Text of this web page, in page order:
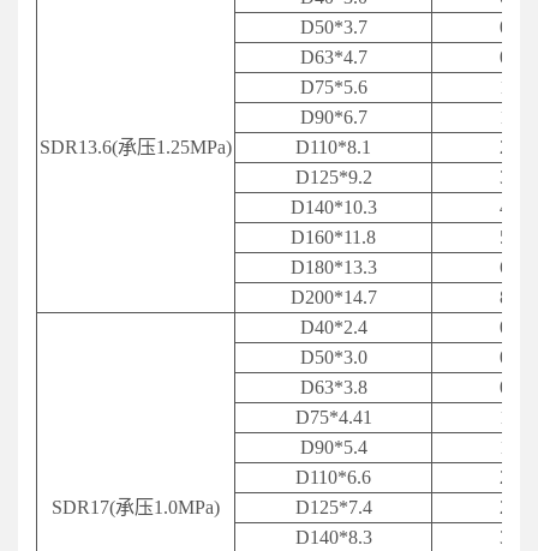
SDR13.6(承压1.25MPa)
D50*3.7
D63*4.7
D75*5.6
D90*6.7
D110*8.1
D125*9.2
D140*10.3
D160*11.8
D180*13.3
D200*14.7
SDR17(承压1.0MPa)
D40*2.4
D50*3.0
D63*3.8
D75*4.41
D90*5.4
D110*6.6
D125*7.4
D140*8.3